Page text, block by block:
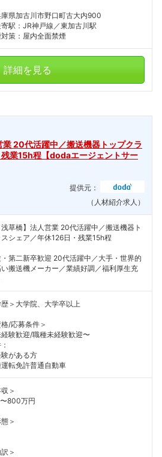
県加古川市野口町古大内900
駅：JR神戸線／東加古川駅
策：屋内全面禁煙
詳細を見る
業 20代活躍中／搬送機器トップクラ
業15h程【dodaエージェントサー
提供元：
（人材紹介求人）
浅草橋】法人営業 20代活躍中／搬送機器ト
スシェア／年休126日・残業15h程
・第二新卒歓迎 20代活躍中／大手・世界的
搬送機メーカー／業績好調／福利厚生充
歴＞大学院、大学卒以上
/応募条件＞
験歓迎/職種未経験歓迎〜
験がある方
運転免許普通自動車
＞
800万円
＞
＞